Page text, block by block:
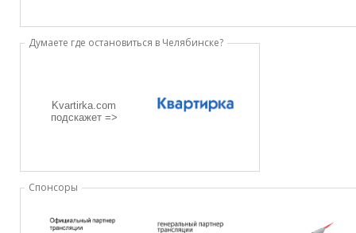
Думаете где остановиться в Челябинске?
Kvartirka.com
подскажет =>
Спонсоры